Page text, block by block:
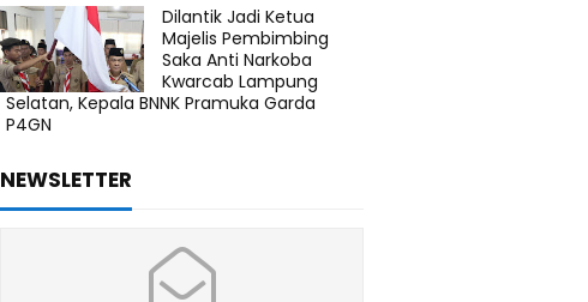
Dilantik Jadi Ketua
Majelis Pembimbing
Saka Anti Narkoba
Kwarcab Lampung
Selatan, Kepala BNNK Pramuka Garda
P4GN
NEWSLETTER